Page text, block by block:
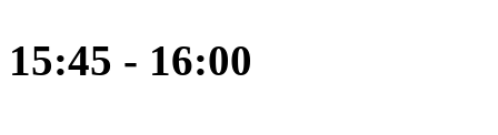
15:45 - 16:00